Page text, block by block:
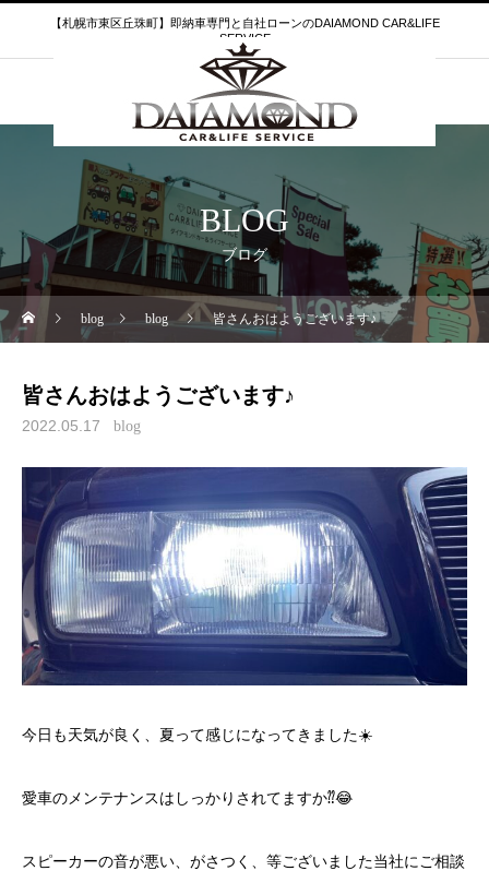
【札幌市東区丘珠町】即納車専門と自社ローンのDAIAMOND CAR&LIFE
SERVICE
BLOG
ブログ
blog blog 皆さんおはようございます♪
皆さんおはようございます♪
2022.05.17 blog
今日も天気が良く、夏って感じになってきました☀️
愛車のメンテナンスはしっかりされてますか⁇😂
スピーカーの音が悪い、がさつく、等ございました当社にご相談